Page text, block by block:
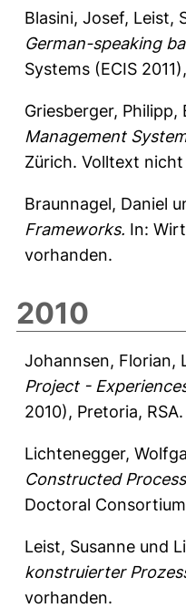
Blasini, Josef, Leist,
German-speaking
Systems (ECIS
Griesberger, Philipp,
Management
Zürich. Volltext
Braunnagel, Daniel
Frameworks. In:
vorhanden.
2010
Johannsen, Florian,
Project -
2010), Pretoria,
Lichtenegger,
Constructed
Doctoral
Leist, Susanne und
konstruierter
vorhanden.